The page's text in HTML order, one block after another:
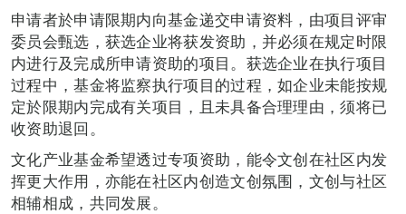
申请者於申请限期内向基金递交申请资料，由项目评审
委员会甄选，获选企业将获发资助，并必须在规定时限
内进行及完成所申请资助的项目。获选企业在执行项目
过程中，基金将监察执行项目的过程，如企业未能按规
定於限期内完成有关项目，且未具备合理理由，须将已
收资助退回。
文化产业基金希望透过专项资助，能令文创在社区内发
挥更大作用，亦能在社区内创造文创氛围，文创与社区
相辅相成，共同发展。